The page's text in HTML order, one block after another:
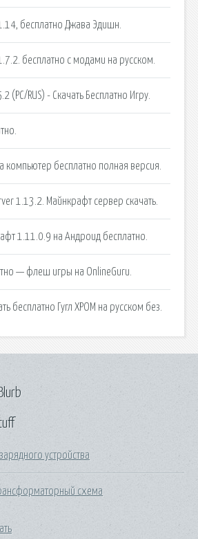
бесплатно Джава Эдишн.
бесплатно с модами на русском.
(PC/RUS) - Скачать Бесплатно Игру.
компьютер бесплатно полная версия.
1.13.2. Майнкрафт сервер скачать.
1.11.0.9 на Андроид бесплатно.
— флеш игры на OnlineGuru.
бесплатно Гугл ХРОМ на русском без.
устройства
схема